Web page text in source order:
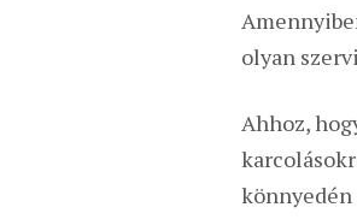
olyan
Ahhoz,